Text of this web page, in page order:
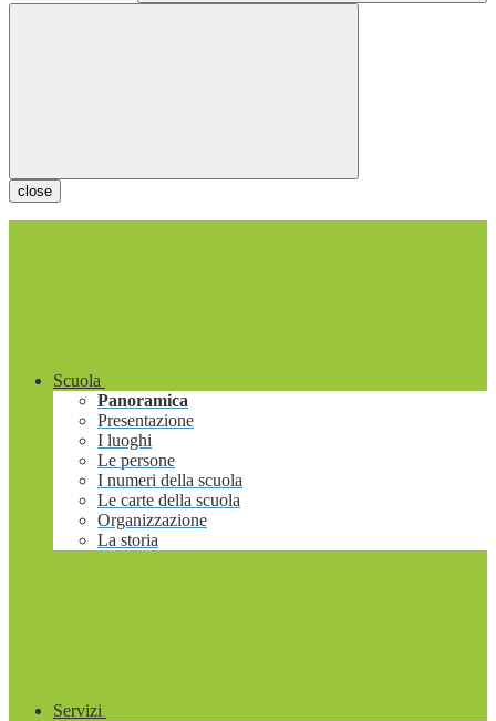
close
Scuola
Panoramica
Presentazione
I luoghi
Le persone
I numeri della scuola
Le carte della scuola
Organizzazione
La storia
Servizi